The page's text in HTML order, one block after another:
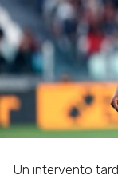
Un intervento